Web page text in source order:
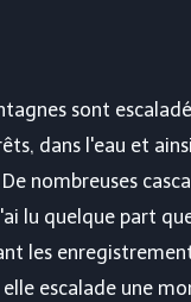
sont
dans l'eau et
nombreuses
lu quelque part
les
escalade une